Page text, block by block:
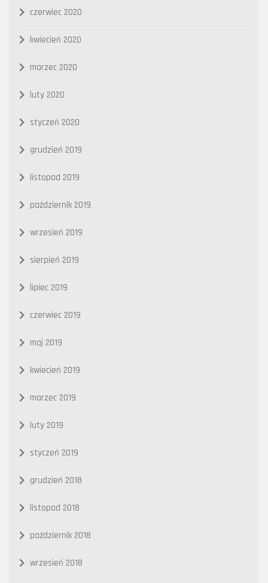
czerwiec 2020
kwiecień 2020
marzec 2020
luty 2020
styczeń 2020
grudzień 2019
listopad 2019
październik 2019
wrzesień 2019
sierpień 2019
lipiec 2019
czerwiec 2019
maj 2019
kwiecień 2019
marzec 2019
luty 2019
styczeń 2019
grudzień 2018
listopad 2018
październik 2018
wrzesień 2018